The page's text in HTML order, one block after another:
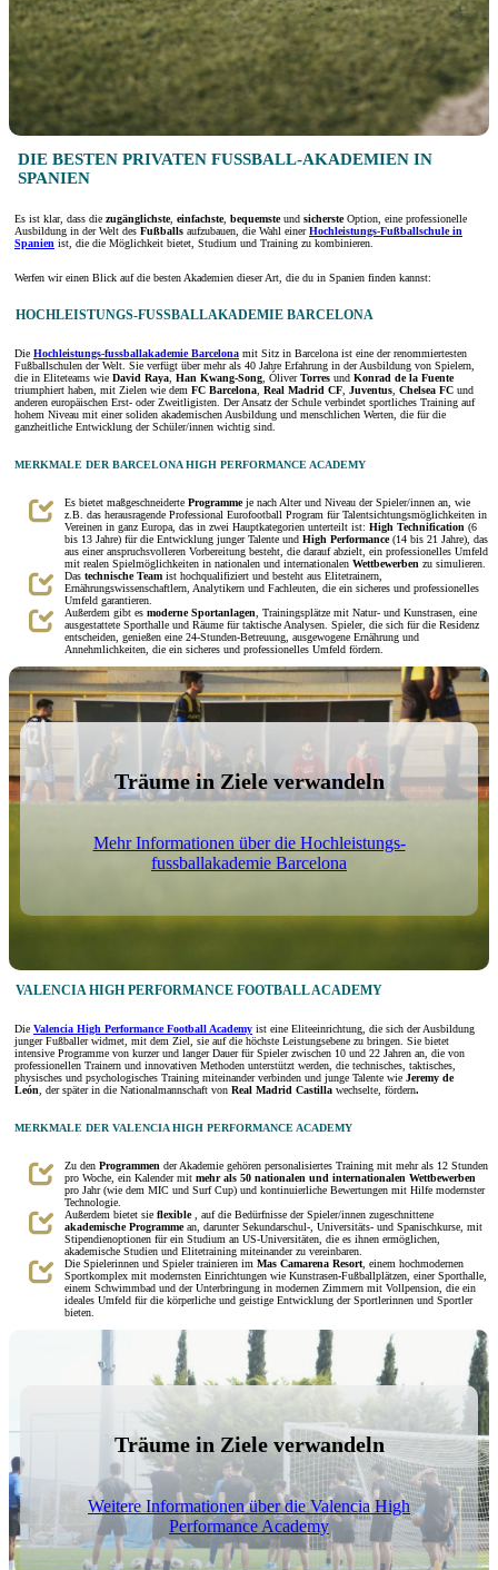
DIE BESTEN PRIVATEN FUSSBALL-AKADEMIEN IN S
PANIEN
Es ist klar, dass die zugänglichste, einfachste, bequemsteund sichersteOption, eine professionelle
Ausbildung in der Welt des Fußballs aufzubauen, die Wahl einer Hochleistungs-Fußballschule in
Spanien ist, die die Möglichkeit bietet, Studium und Training zu kombinieren.
Werfen wir einen Blick auf die besten Akademien dieser Art, die du in Spanien finden kannst:
HOCHLEISTUNGS-FUSSBALLAKADEMIE BARCELONA
Die Hochleistungs-fussballakademie Barcelona mit Sitz in Barcelona ist eine der renommiertesten
Fußballschulen der Welt. Sie verfügt über mehr als 40 Jahre Erfahrung in der Ausbildung von Spielern,
die in Eliteteams wie David Raya Han Kwang-Song , ÓliverTorres und Konrad de la Fuente
triumphiert haben, mit Zielen wie dem FC Barcelona Real Madrid CF Juventus Chelsea FC und
anderen europäischen Erst- oder Zweitligisten. Der Ansatz der Schule verbindet sportliches Training auf
hohem Niveau mit einer soliden akademischen Ausbildung und menschlichen Werten, die für die
ganzheitliche Entwicklung der Schüler/innen wichtig sind.
MERKMALE DER BARCELONA HIGH PERFORMANCE ACADEMY
Es bietet maßgeschneiderte Programmeje nach Alter und Niveau der Spieler/innen an, wie
z.B. das herausragende Professional Eurofootball Program für Talentsichtungsmöglichkeiten in
Vereinen in ganz Europa, das in zwei Hauptkategorien unterteilt ist: High Technification (6
bis 13 Jahre) für die Entwicklung junger Talente und High Performance(14 bis 21 Jahre), das
aus einer anspruchsvolleren Vorbereitung besteht, die darauf abzielt, ein professionelles Umfeld
mit realen Spielmöglichkeiten in nationalen und internationalen Wettbewerben zu simulieren.
Das technische Team ist hochqualifiziert und besteht aus Elitetrainern,
Ernährungswissenschaftlern, Analytikern und Fachleuten, die ein sicheres und professionelles
Umfeld garantieren.
Außerdem gibt es moderne Sportanlagen , Trainingsplätze mit Natur- und Kunstrasen, eine
ausgestattete Sporthalle und Räume für taktische Analysen. Spieler, die sich für die Residenz
entscheiden, genießen eine 24-Stunden-Betreuung, ausgewogene Ernährung und
Annehmlichkeiten, die ein sicheres und professionelles Umfeld fördern.
Träume in Ziele verwandeln
Mehr Informationen über die Hochleistungs-
fussballakademie Barcelona
VALENCIA HIGH PERFORMANCE FOOTBALL ACADEMY
Die Valencia High Performance Football Academy ist eine Eliteeinrichtung, die sich der Ausbildung
junger Fußballer widmet, mit dem Ziel, sie auf die höchste Leistungsebene zu bringen. Sie bietet
intensive Programme von kurzer und langer Dauer für Spieler zwischen 10 und 22 Jahren an, die von
professionellen Trainern und innovativen Methoden unterstützt werden, die technisches, taktisches,
physisches und psychologisches Training miteinander verbinden und junge Talente wie Jeremy de
León , der später in die Nationalmannschaft von Real Madrid Castilla wechselte, fördern.
MERKMALE DER VALENCIA HIGH PERFORMANCE ACADEMY
Zu den Programmen der Akademie gehören personalisiertes Training mit mehr als 12 Stunden
pro Woche, ein Kalender mit mehr als 50 nationalen und internationalen Wettbewerben
pro Jahr (wie dem MIC und Surf Cup) und kontinuierliche Bewertungen mit Hilfe modernster
Technologie.
Außerdem bietet sie flexible
, auf die Bedürfnisse der Spieler/innen zugeschnittene
akademische Programmean, darunter Sekundarschul-, Universitäts- und Spanischkurse, mit
Stipendienoptionen für ein Studium an US-Universitäten, die es ihnen ermöglichen,
akademische Studien und Elitetraining miteinander zu vereinbaren.
Die Spielerinnen und Spieler trainieren im Mas Camarena Resort , einem hochmodernen
Sportkomplex mit modernsten Einrichtungen wie Kunstrasen-Fußballplätzen, einer Sporthalle,
einem Schwimmbad und der Unterbringung in modernen Zimmern mit Vollpension, die ein
ideales Umfeld für die körperliche und geistige Entwicklung der Sportlerinnen und Sportler
bieten.
Träume in Ziele verwandeln
Weitere Informationen über die Valencia High
Performance Academy